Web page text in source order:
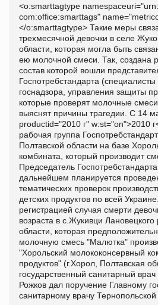
<o:smarttagtype
com:office:smarttags"
</o:smarttagtype> Такие меры
трехмесячной девочки в селе
области, которая могла быть
ею молочной смеси. Так, создана
состав которой вошли
Госпотребстандарта (специалисты
госнадзора, управления защиты
которые проверят молочные
выяснят причины трагедии. С 14
productid="2010 г" w:st="on">2010
рабочая группа
Полтавской области на базе
комбината, который производит
Председатель
дальнейшем планируется
тематических проверок
детских продуктов по всей
регистрацией случая смерти
возраста в с.Жукивци
области, которая
молочную смесь "Малютка"
"Хорольский молококонсервный
продуктов" (г.Хорол, Полтавская
государственный санитарный
Рожков дал поручение Главному
санитарному врачу Тернопольской